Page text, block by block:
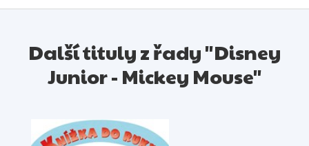
Další tituly z řady "Disney
Junior - Mickey Mouse"